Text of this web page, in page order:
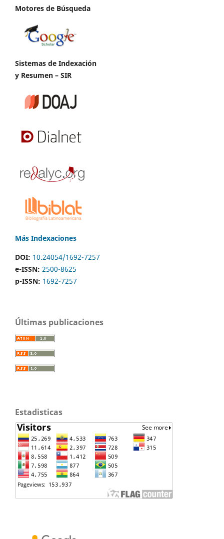
Motores de Búsqueda
Sistemas de Indexación
y Resumen – SIR
Más Indexaciones
DOI: 10.24054/1692-7257
e-ISSN: 2500-8625
p-ISSN: 1692-7257
Últimas publicaciones
Estadisticas